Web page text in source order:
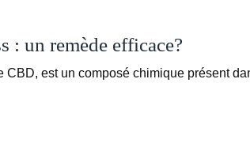
: un remède efficace?
CBD, est un composé chimique présent